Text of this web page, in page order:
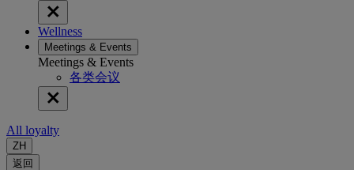
Wellness
Meetings & Events
Meetings & Events
各类会议
All loyalty
ZH
返回